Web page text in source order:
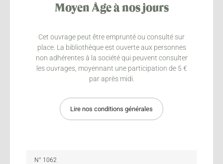
Moyen Âge à nos jours
Cet ouvrage peut être emprunté ou consulté sur
place. La bibliothèque est ouverte aux personnes
non adhérentes à la société qui peuvent consulter
les ouvrages, moyennant une participation de 5 €
par après midi.
Lire nos conditions générales